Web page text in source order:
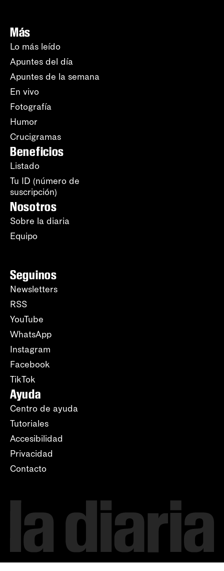
Más
Lo más leído
Apuntes del día
Apuntes de la semana
En vivo
Fotografía
Humor
Crucigramas
Beneficios
Listado
Tu ID (número de
suscripción)
Nosotros
Sobre la diaria
Equipo
Seguinos
Newsletters
RSS
YouTube
WhatsApp
Instagram
Facebook
TikTok
Ayuda
Centro de ayuda
Tutoriales
Accesibilidad
Privacidad
Contacto